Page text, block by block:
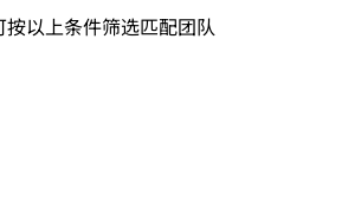
按以上条件筛选匹配团队